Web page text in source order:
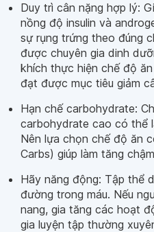
Duy trì cân nặng hợp lý:
nồng độ insulin và
sự rụng trứng theo đúng
được chuyên gia dinh
khích thực hiện chế độ
đạt được mục tiêu giảm
Hạn chế carbohydrate:
carbohydrate cao có thể
Nên lựa chọn chế độ ăn
Carbs) giúp làm tăng
Hãy năng động: Tập thể
đường trong máu. Nếu
nang, gia tăng các hoạt
gia luyện tập thường